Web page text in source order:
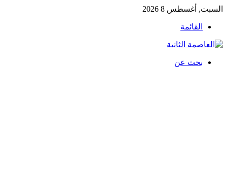
السبت, أغسطس 8 2026
القائمة
بحث عن